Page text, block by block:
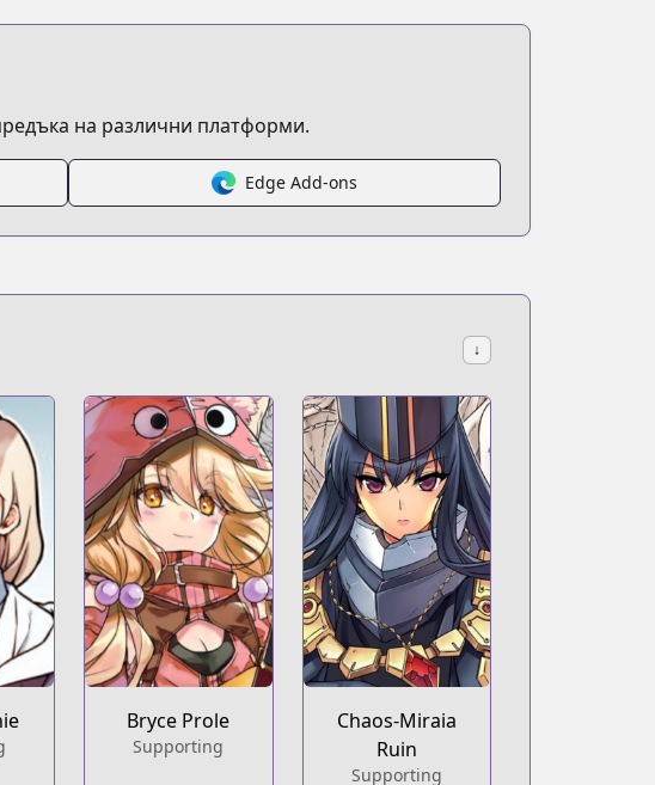
на различни платформи.
Edge Add-ons
↓
Bryce Prole
Supporting
Chaos-Miraia
Ruin
Supporting